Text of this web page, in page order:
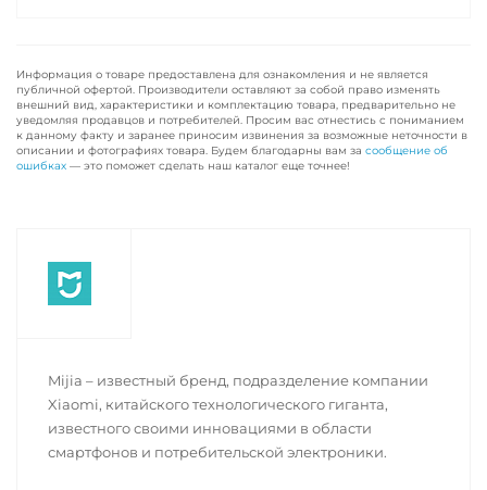
Информация о товаре предоставлена для ознакомления и не является
публичной офертой. Производители оставляют за собой право изменять
внешний вид, характеристики и комплектацию товара, предварительно не
уведомляя продавцов и потребителей. Просим вас отнестись с пониманием
к данному факту и заранее приносим извинения за возможные неточности в
описании и фотографиях товара. Будем благодарны вам за сообщение об
ошибках — это поможет сделать наш каталог еще точнее!
Mijia – известный бренд, подразделение компании
Xiaomi, китайского технологического гиганта,
известного своими инновациями в области
смартфонов и потребительской электроники.